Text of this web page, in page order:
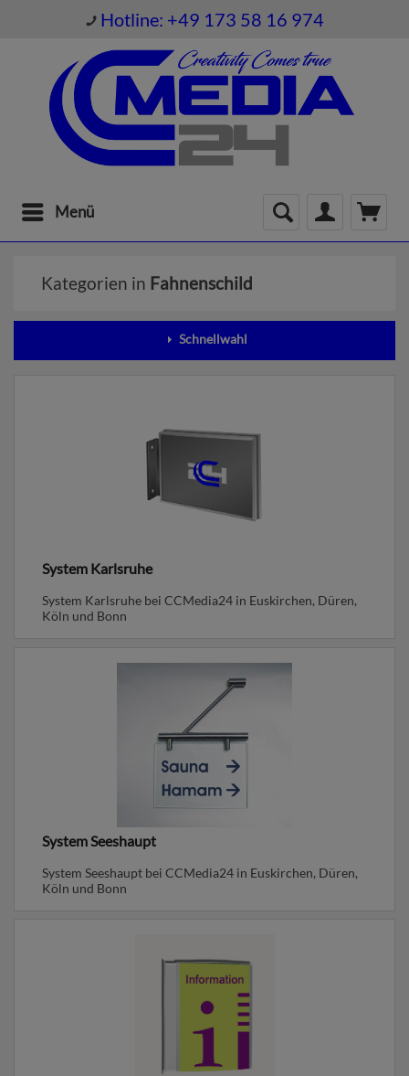
Hotline: +49 173 58 16 974
Menü
Kategorien in Fahnenschild
Schnellwahl
System Karlsruhe
System Karlsruhe bei CCMedia24 in Euskirchen, Düren,
Köln und Bonn
System Seeshaupt
System Seeshaupt bei CCMedia24 in Euskirchen, Düren,
Köln und Bonn